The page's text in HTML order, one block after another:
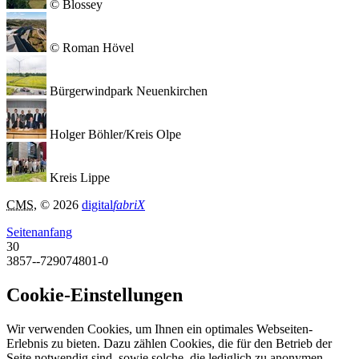
© Blossey
© Roman Hövel
Bürgerwindpark Neuenkirchen
Holger Böhler/Kreis Olpe
Kreis Lippe
CMS, © 2026 digitalfabriX
Seitenanfang
30
3857--729074801-0
Cookie-Einstellungen
Wir verwenden Cookies, um Ihnen ein optimales Webseiten-
Erlebnis zu bieten. Dazu zählen Cookies, die für den Betrieb der